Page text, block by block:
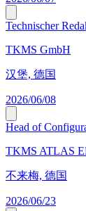
Technischer
TKMS GmbH
汉堡, 德国
2026/06/08
Head of
TKMS ATLAS
不来梅, 德国
2026/06/23